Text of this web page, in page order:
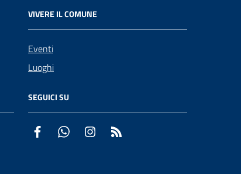
VIVERE IL COMUNE
Eventi
Luoghi
SEGUICI SU
Facebook WhatsAppInstagram